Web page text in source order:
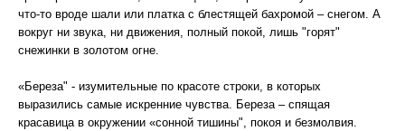
что-то вроде шали или платка с блестящей бахромой – снегом. А
вокруг ни звука, ни движения, полный покой, лишь "горят"
снежинки в золотом огне.
«Береза" - изумительные по красоте строки, в которых
выразились самые искренние чувства. Береза – спящая
красавица в окружении «сонной тишины", покоя и безмолвия.